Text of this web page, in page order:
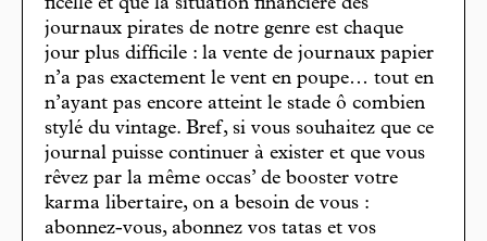
ficelle et que la situation financière des
journaux pirates de notre genre est chaque
jour plus difficile : la vente de journaux papier
n’a pas exactement le vent en poupe… tout en
n’ayant pas encore atteint le stade ô combien
stylé du vintage. Bref, si vous souhaitez que ce
journal puisse continuer à exister et que vous
rêvez par la même occas’ de booster votre
karma libertaire, on a besoin de vous :
abonnez-vous, abonnez vos tatas et vos